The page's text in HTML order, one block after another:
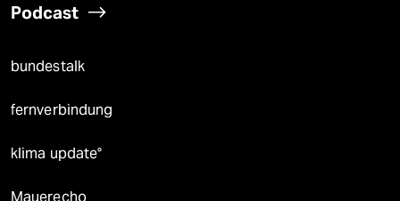
Podcast
bundestalk
fernverbindung
klima update°
Mauerecho